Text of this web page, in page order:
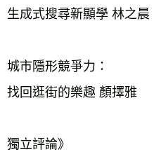
生成式搜尋新顯學 林之晨
城市隱形競爭力：
找回逛街的樂趣 顏擇雅
獨立評論》